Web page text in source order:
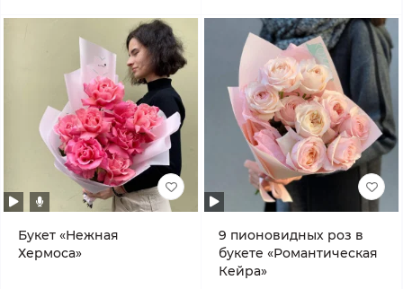
Букет «Нежная
Хермоса»
9 пионовидных роз в
букете «Романтическая
Кейра»